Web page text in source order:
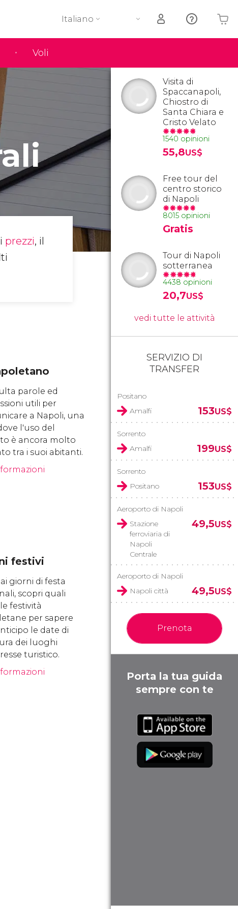
Voli
Italiano
prezzi, il
parole ed
utili per
a Napoli, una
l'uso del
è ancora molto
tra i suoi abitanti.
festivi
giorni di festa
scopri quali
festività
per sapere
le date di
dei luoghi
turistico.
Visita di
Spaccanapoli,
Chiostro di
Santa Chiara e
Cristo Velato
1540 opinioni
55,8US$
Free tour del
centro storico
di Napoli
8015 opinioni
Gratis
Tour di Napoli
sotterranea
4438 opinioni
20,7US$
vedi tutte le attività
SERVIZIO DI
TRANSFER
Positano
Amalfi
153US$
Sorrento
Amalfi
199US$
Sorrento
Positano
153US$
Aeroporto di Napoli
Stazione
ferroviaria di
Napoli
Centrale
49,5US$
Aeroporto di Napoli
Napoli città
49,5US$
Prenota
Porta la tua guida
sempre con te